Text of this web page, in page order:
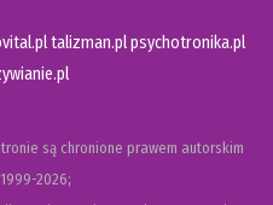
talizman.plpsychotronika.pl
są chronione prawem autorskim
2026;